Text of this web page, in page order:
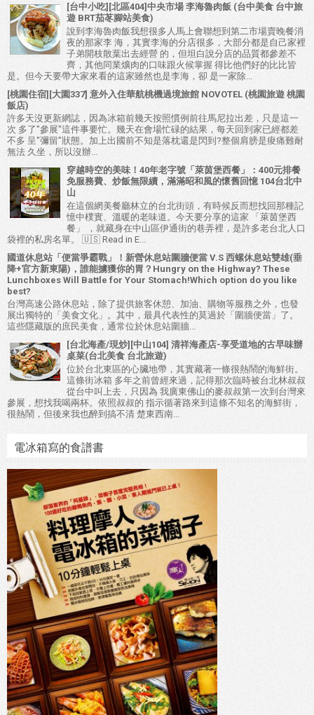
[台中小吃][北區404]中央市場 李海魯肉飯 (台中美食 台中旅
遊 BRT茄苳腳站美食)
說到李海魯肉飯我想很多人馬上會聯想到第二市場賣晚餐消
夜的那家李 海，其實李海的分店很多，大部分都是自己家裡
子弟開枝散葉出去經營 的，但坦白說分店的品質都參差不
齊，其他同業爌肉的口味跟火候掌握 得比他們好的比比皆
是。但今天要帶大家來看的這家雖然也是李海，卻 是一家除...
[桃園住宿][大園337] 意外入住華航桃機過境旅館 NOVOTEL (桃園旅遊 桃園
飯店)
許多天沒更新網誌，因為冰箱前幾天按照慣例前往馬尼拉出差，只是這一
次 多了"參展"這件事要忙。幾天在會場忙碌的結果，每天回到家已經都差
不多 呈"彌留"狀態。加上出國前不知是落枕還是閃到?整個肩膀是痠痛難耐
無法 久坐，所以沒辦...
穿越時空的美味！40年老字號「萊茵堡西餐」：400元排餐
免服務費、炒飯無限續，滿滿昭和風的懷舊回憶 104台北中
山
在這個網美餐廳林立的台北街頭，有時候反而想找回那種記
憶中樸實、溫暖的老味道。今天要分享的這家 「萊茵堡西
餐」 ，就藏身在中山區伊通街的巷弄裡，是許多老台北人口
袋裡的私房名單。 🇺🇸 Read in E...
國道休息站「便當爭霸戰」！新營休息站圍牆便當 V.S 西螺休息站雙雄(垂
降+官方新東陽)，誰能擄獲你的胃？Hungry on the Highway? These
Lunchboxes Will Battle for Your Stomach!Which option do you like
best?
台灣高速公路休息站，除了提供旅客休憩、加油、購物等服務之外，也發
展出獨特的「美食文化」。其中，最具代表性的莫過於「圍牆便當」了。
這些隱藏版的庶民美食，通常位於休息站圍牆...
[台北海產/現炒][中山104] 清祥海產店-享受道地的古早味辦
桌菜(台北美食 台北旅遊)
位於台北東區的心臟地帶，其實藏著一條很熱鬧的海鮮街。
這條街冰箱 多年之前曾經來過，記得那次臨時被台北林叔叔
從台中叫上去，只因為 我廣東佛山的麥叔叔第一次到台灣來
參展，想找我喝兩杯。依照叔叔的 指示循著路來到這條不知名的海鮮街，
很熱鬧，但後來我也醉到搞不清 楚東西南...
電冰箱寫的食譜書